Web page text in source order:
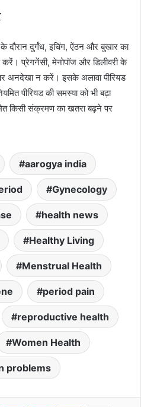
दौरान दुर्गंध, इचिंग, ऐंठन और बुखार का
प्रेगनेंसी, मेनोपॉज और डिलीवरी के
पर अनदेखा न करें। इसके अलावा पीरियड
पीरियड की समस्या को भी बढ़ा
किसी संक्रमण का खतरा बढ़ने पर
aarogya india
Gynecology
health news
Healthy Living
Menstrual Health
period pain
reproductive health
Women Health
problems